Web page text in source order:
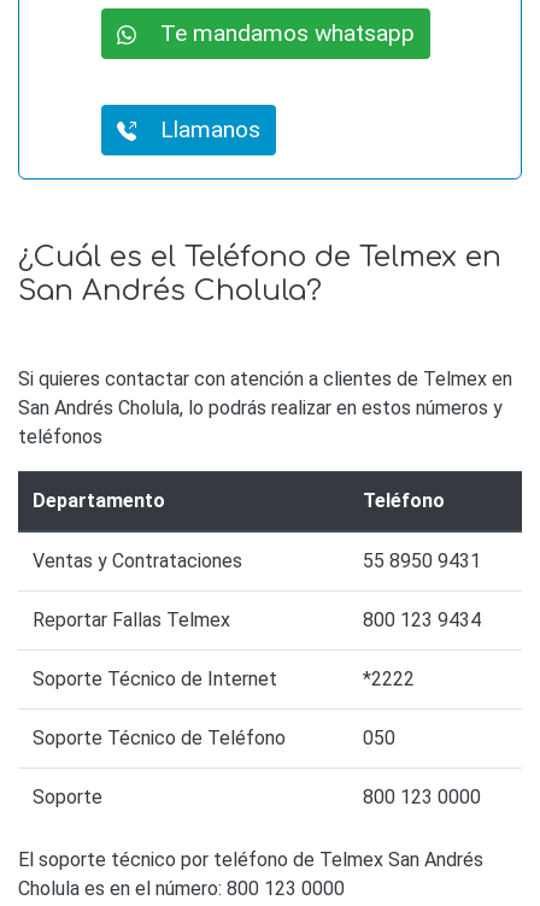
Te mandamos whatsapp
Llamanos
¿Cuál es el Teléfono de Telmex en
San Andrés Cholula?
Si quieres contactar con atención a clientes de Telmex en
San Andrés Cholula, lo podrás realizar en estos números y
teléfonos
Departamento Teléfono
Ventas y Contrataciones 55 8950 9431
Reportar Fallas Telmex 800 123 9434
Soporte Técnico de Internet *2222
Soporte Técnico de Teléfono 050
Soporte 800 123 0000
El soporte técnico por teléfono de Telmex San Andrés
Cholula es en el número: 800 123 0000